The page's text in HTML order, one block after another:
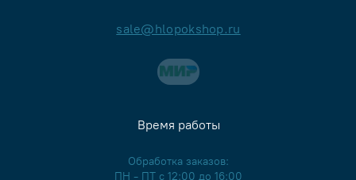
sale@hlopokshop.ru
Время работы
Обработка заказов:
ПН - ПТ с 12:00 до 16:00